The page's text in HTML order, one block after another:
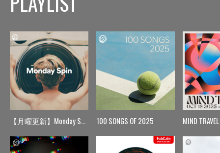
【月曜更新】Monday Spin 100 SONGS OF 2025 MIND TRAVEL